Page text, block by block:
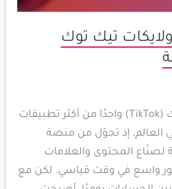
تيك توك
منذ إطلاقه، أصبح تيك توك (TikTok) واحدًا من أكثر تطبيقات
العالم، إذ تحوّل من منصة
لصنّاع المحتوى والعلامات
واسع في وقت قياسي. لكن مع